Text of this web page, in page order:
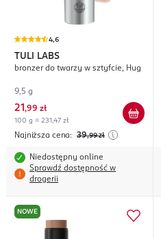
4,6
TULI LABS
bronzer do twarzy w sztyfcie, Hug
9,5 g
21 ,99 zł
100 g = 231,47 zł
Najniższa cena: 39,99 zł
Niedostępny online
Sprawdź dostępność w
drogerii
NOWE